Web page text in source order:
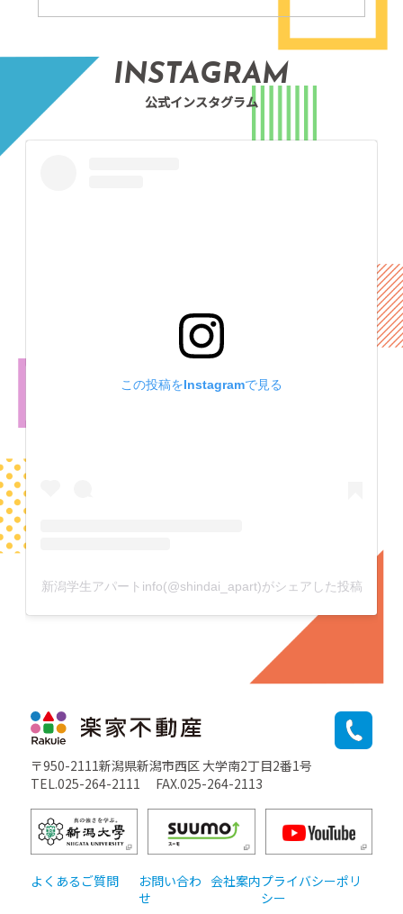
INSTAGRAM
公式インスタグラム
この投稿をInstagramで見る
新潟学生アパートinfo(@shindai_apart)がシェアした投稿
〒950-2111新潟県新潟市西区 大学南2丁目2番1号
TEL.025-264-2111
FAX.025-264-2113
よくあるご質問
お問い合わ
せ
会社案内プライバシーポリ
シー